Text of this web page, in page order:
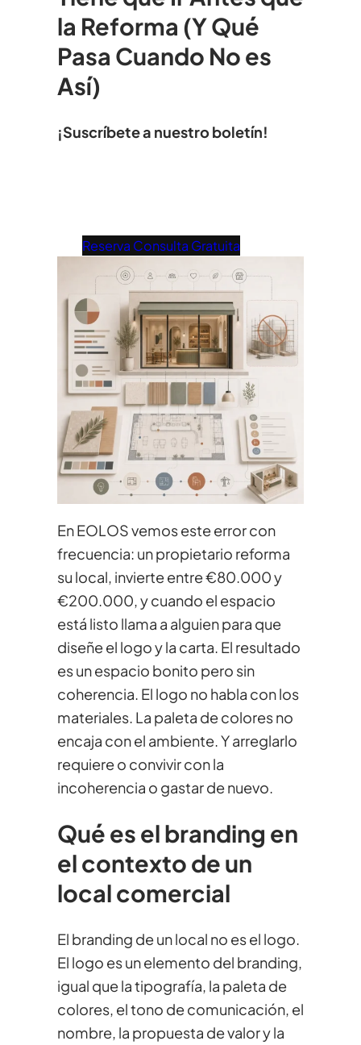
la Reforma (Y Qué
Pasa Cuando No es
Así)
¡Suscríbete a nuestro boletín!
Reserva Consulta Gratuita
En EOLOS vemos este error con
frecuencia: un propietario reforma
su local, invierte entre €80.000 y
€200.000, y cuando el espacio
está listo llama a alguien para que
diseñe el logo y la carta. El resultado
es un espacio bonito pero sin
coherencia. El logo no habla con los
materiales. La paleta de colores no
encaja con el ambiente. Y arreglarlo
requiere o convivir con la
incoherencia o gastar de nuevo.
Qué es el branding en
el contexto de un
local comercial
El branding de un local no es el logo.
El logo es un elemento del branding,
igual que la tipografía, la paleta de
colores, el tono de comunicación, el
nombre, la propuesta de valor y la